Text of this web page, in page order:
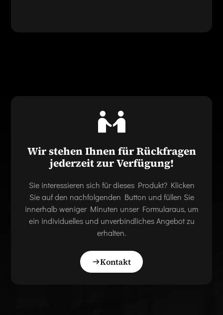
Wir stehen Ihnen für Rückfragen
jederzeit zur Verfügung!
Sie interessieren sich für dieses Produkt? Klicken
Sie auf den nachfolgenden Button und füllen Sie
innerhalb weniger Minuten unser Formularaus, um
ein individuelles und unverbindliches Angebot zu
erhalten.
Kontakt